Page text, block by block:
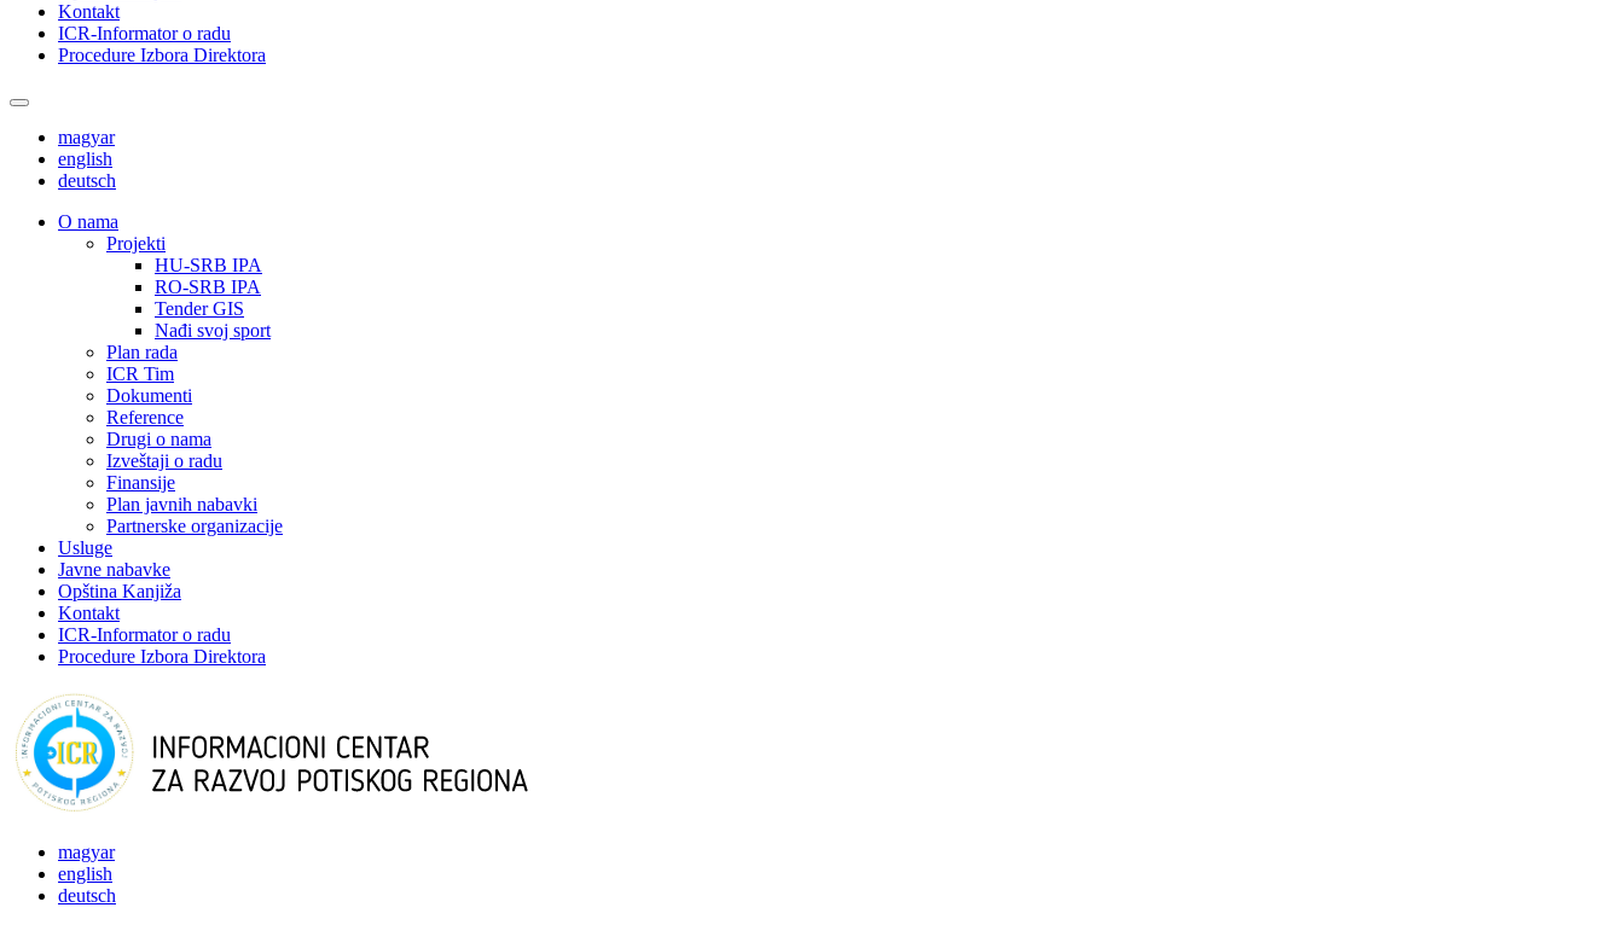
Kontakt
ICR-Informator o radu
Procedure Izbora Direktora
magyar
english
deutsch
О nama
Projekti
HU-SRB IPA
RO-SRB IPA
Tender GIS
Nađi svoj sport
Plan rada
ICR Tim
Dokumenti
Reference
Drugi o nama
Izveštaji o radu
Finansije
Plan javnih nabavki
Partnerske organizacije
Usluge
Javne nabavke
Opština Kanjiža
Kontakt
ICR-Informator o radu
Procedure Izbora Direktora
magyar
english
deutsch